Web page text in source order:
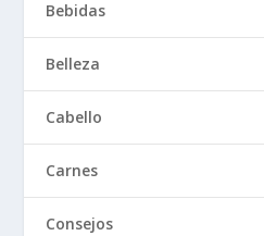
Bebidas
Belleza
Cabello
Carnes
Consejos